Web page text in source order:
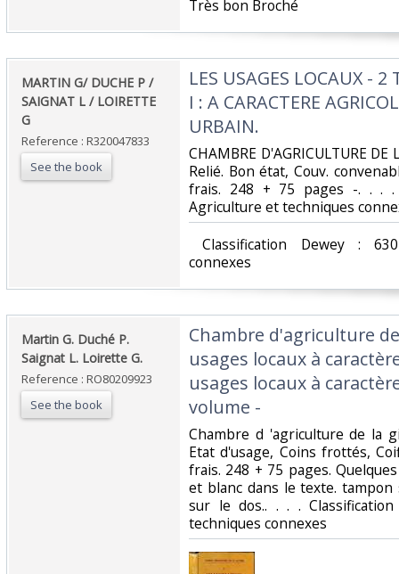
‎Très bon Broché ‎
‎MARTIN G/ DUCHE P /
SAIGNAT L / LOIRETTE
G‎
Reference : R320047833
See the book
‎LES USAGES LOCAUX -
I : A CARACTERE
URBAIN.‎
‎CHAMBRE D'AGRICULTURE
Relié. Bon état, Couv.
frais. 248 + 75 pages -. . . .
Agriculture et techniques
Classification Dewey :
connexes‎
‎Martin G. Duché P.
Saignat L. Loirette G.‎
Reference : RO80209923
See the book
‎Chambre d'agriculture
usages locaux à
usages locaux à
volume -‎
‎Chambre d 'agriculture de la
Etat d'usage, Coins frottés,
frais. 248 + 75 pages.
et blanc dans le texte.
sur le dos.. . . .
techniques connexes‎